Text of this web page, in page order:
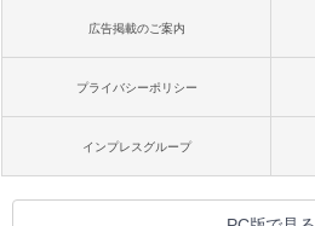
広告掲載のご案内
プライバシーポリシー
インプレスグループ